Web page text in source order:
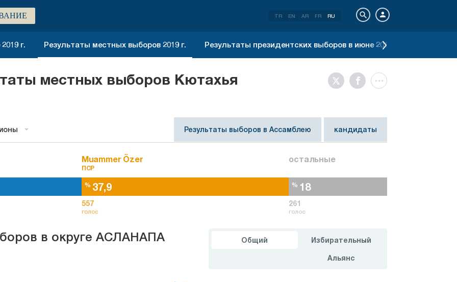
TR EN AR FR RU
г. Результаты местных выборов 2019 г. Результаты президентских выборов в июне 2018 г.
местных выборов Кютахья
Результаты выборов в Ассамблею кандидаты
Muammer Özer
ПСР
% 37,9
557
голос
остальные
% 18
261
голос
в округе АСЛАНАПА Общий Избирательный
Альянс